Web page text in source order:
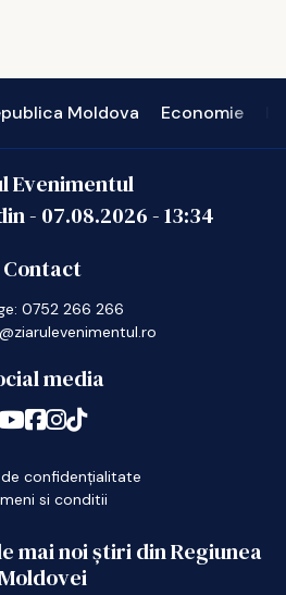
Moldova Economie
Evenimentul
- 07.08.2026-13:34
Contact
0752 266 266
media
confidențialitate
si conditii
mai noi știri din Regiunea
Moldovei